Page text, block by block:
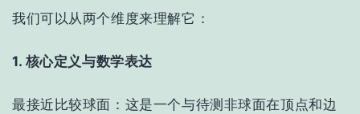
我们可以从两个维度来理解它：
1. 核心定义与数学表达
最接近比较球面 ：这是一个与待测非球面在顶点和边